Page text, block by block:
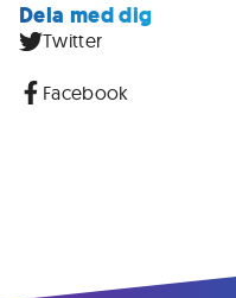
Dela med dig
Twitter
Facebook